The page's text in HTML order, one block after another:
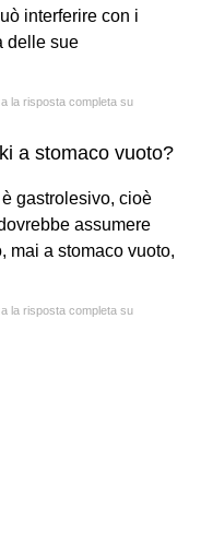
interferire con i
delle sue
la risposta completa su
a stomaco vuoto?
gastrolesivo, cioè
assumere
mai a stomaco vuoto,
la risposta completa su